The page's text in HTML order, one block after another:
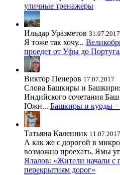
уличные тренажеры
Ильдар Уразметов 31.07.2017
Я тоже так хочу...
проедет от Уфы до
Виктор Пенеров 17.07.2017
Слова Башкиры и
Индийского сочетания
Южн... Башкиры и курды –
Татьяна Каленник 11.07.2017
А как же с дорогой в
возможно проехать. Ямы
Ялалов: «Жители начали с
перекрытиям дорог»